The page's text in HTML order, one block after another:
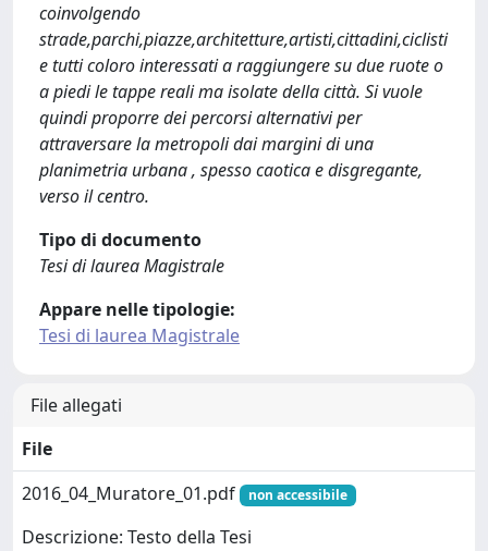
coinvolgendo
strade,parchi,piazze,architetture,artisti,cittadini,ciclisti
e tutti coloro interessati a raggiungere su due ruote o
a piedi le tappe reali ma isolate della città. Si vuole
quindi proporre dei percorsi alternativi per
attraversare la metropoli dai margini di una
planimetria urbana , spesso caotica e disgregante,
verso il centro.
Tipo di documento
Tesi di laurea Magistrale
Appare nelle tipologie:
Tesi di laurea Magistrale
File allegati
File
2016_04_Muratore_01.pdf
non accessibile
Descrizione: Testo della Tesi